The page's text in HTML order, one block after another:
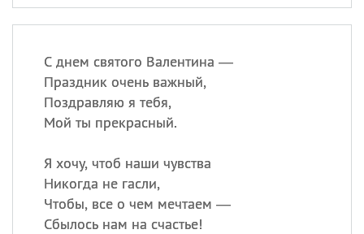
С днем святого Валентина —
Праздник очень важный,
Поздравляю я тебя,
Мой ты прекрасный.
Я хочу, чтоб наши чувства
Никогда не гасли,
Чтобы, все о чем мечтаем —
Сбылось нам на счастье!